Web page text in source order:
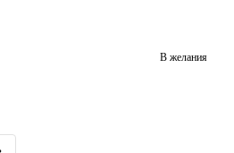
В желания